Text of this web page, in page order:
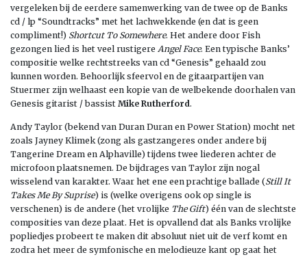
vergeleken bij de eerdere samenwerking van de twee op de Banks
cd / lp “Soundtracks” met het lachwekkende (en dat is geen
compliment!) Shortcut To Somewhere. Het andere door Fish
gezongen lied is het veel rustigere Angel Face. Een typische Banks’
compositie welke rechtstreeks van cd “Genesis” gehaald zou
kunnen worden. Behoorlijk sfeervol en de gitaarpartijen van
Stuermer zijn welhaast een kopie van de welbekende doorhalen van
Genesis gitarist / bassist Mike Rutherford .
Andy Taylor (bekend van Duran Duran en Power Station) mocht net
zoals Jayney Klimek (zong als gastzangeres onder andere bij
Tangerine Dream en Alphaville) tijdens twee liederen achter de
microfoon plaatsnemen. De bijdrages van Taylor zijn nogal
wisselend van karakter. Waar het ene een prachtige ballade (Still It
Takes Me By Suprise) is (welke overigens ook op single is
verschenen) is de andere (het vrolijke The Gift) één van de slechtste
composities van deze plaat. Het is opvallend dat als Banks vrolijke
popliedjes probeert te maken dit absoluut niet uit de verf komt en
zodra het meer de symfonische en melodieuze kant op gaat het